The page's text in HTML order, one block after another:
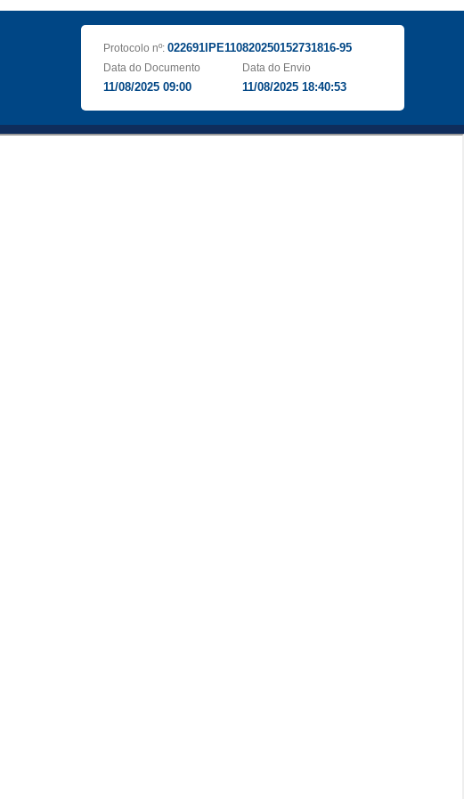
Protocolo nº: 022691IPE110820250152731816-95
Data do Documento
11/08/2025 09:00
Data do Envio
11/08/2025 18:40:53